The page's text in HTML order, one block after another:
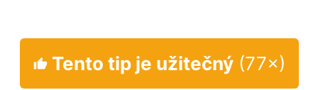
Tento tip je užitečný(77×)